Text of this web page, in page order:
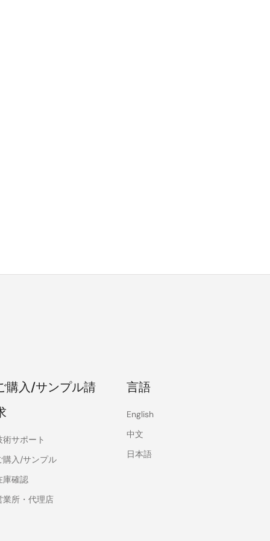
購入/サンプル請
術サポート
購入/サンプル
庫確認
業所・代理店
言語
English
中文
日本語